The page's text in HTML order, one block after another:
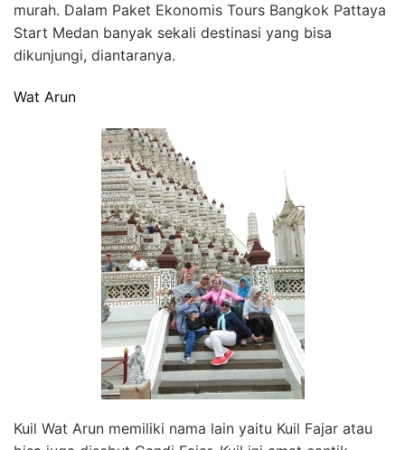
murah. Dalam Paket Ekonomis Tours Bangkok Pattaya
Start Medan banyak sekali destinasi yang bisa
dikunjungi, diantaranya.
Wat Arun
Kuil Wat Arun memiliki nama lain yaitu Kuil Fajar atau